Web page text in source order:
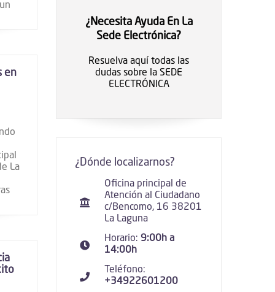
en
La
¿Necesita Ayuda En La
Sede Electrónica?
Resuelva aquí todas las
dudas sobre la SEDE
ELECTRÓNICA
¿Dónde localizarnos?
Oficina principal de
Atención al Ciudadano
c/Bencomo, 16 38201
La Laguna
Horario: 9:00h a
14:00h
Teléfono:
+34922601200